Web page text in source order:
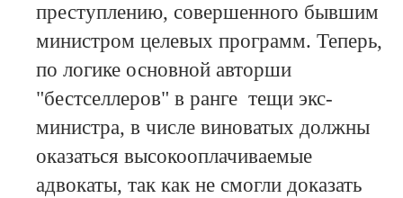
преступлению, совершенного бывшим
министром целевых программ. Теперь,
по логике основной авторши
"бестселлеров" в ранге тещи экс-
министра, в числе виноватых должны
оказаться высокооплачиваемые
адвокаты, так как не смогли доказать